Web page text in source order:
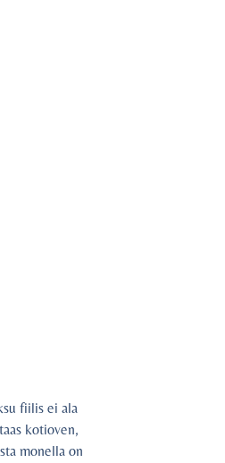
fiilis ei ala
kotioven,
monella on